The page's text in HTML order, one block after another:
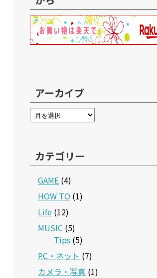
アーカイブ
カテゴリー
GAME (4)
HOW TO (1)
Life (12)
MUSIC (5)
Tips (5)
PC・ネット (7)
カメラ・写真 (1)